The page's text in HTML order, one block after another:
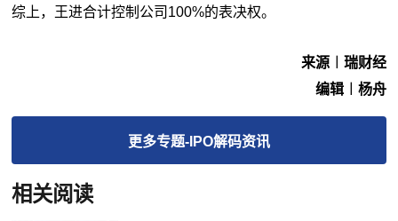
综上，王进合计控制公司100%的表决权。
来源︱瑞财经
编辑︱杨舟
更多专题-IPO解码资讯
相关阅读